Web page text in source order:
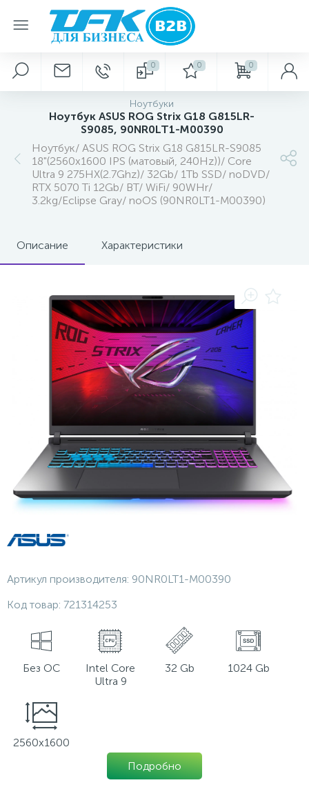
0 0 0
Ноутбуки
Ноутбук ASUS ROG Strix G18 G815LR-
S9085, 90NR0LT1-M00390
Ноутбук/ ASUS ROG Strix G18 G815LR-S9085
18"(2560x1600 IPS (матовый, 240Hz))/ Core
Ultra 9 275HX(2.7Ghz)/ 32Gb/ 1Tb SSD/ noDVD/
RTX 5070 Ti 12Gb/ BT/ WiFi/ 90WHr/
3.2kg/Eclipse Gray/ noOS (90NR0LT1-M00390)
Описание Характеристики
Артикул производителя: 90NR0LT1-M00390
Код товар: 721314253
Без ОС
Intel Core
Ultra 9
32 Gb 1024 Gb
2560x1600
Подробно